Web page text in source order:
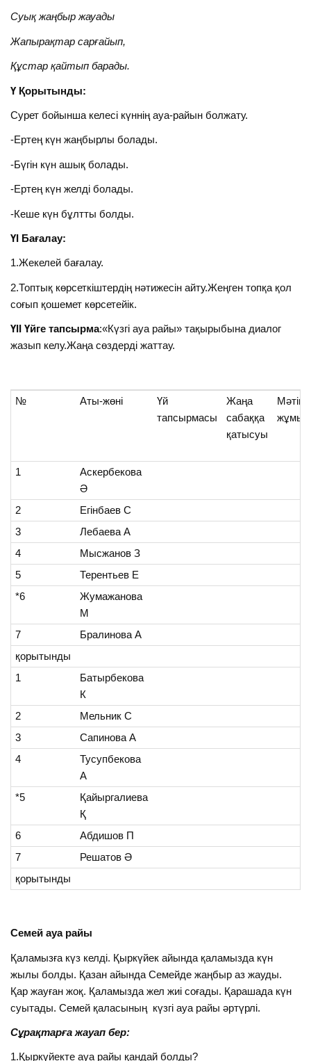
Суық жаңбыр жауады
Жапырақтар сарғайып,
Құстар қайтып барады.
Ү Қорытынды:
Сурет бойынша келесі күннің ауа-райын болжату.
-Ертең күн жаңбырлы болады.
-Бүгін күн ашық болады.
-Ертең күн желді болады.
-Кеше күн бұлтты болды.
ҮІ Бағалау:
1.Жекелей бағалау.
2.Топтық көрсеткіштердің нәтижесін айту.Жеңген топқа қол
соғып қошемет көрсетейік.
ҮІІ Үйге тапсырма:«Күзгі ауа райы» тақырыбына диалог
жазып келу.Жаңа сөздерді жаттау.
№ Аты-жөні
Үй
тапсырмасы
Жаңа
сабаққа
қатысуы
жұмыс
1
Аскербекова
Ә
2
Егінбаев С
3
Лебаева А
4
Мысжанов З
5
Терентьев Е
*6
Жумажанова
М
7
Бралинова А
қорытынды
1
Батырбекова
К
2
Мельник С
3
Сапинова А
4
Тусупбекова
А
*5
Қайыргалиева
Қ
6
Абдишов П
7
Решатов Ә
қорытынды
Семей ауа райы
Қаламызға күз келді. Қыркүйек айында қаламызда күн
жылы болды. Қазан айында Семейде жаңбыр аз жауды.
Қар жауған жоқ. Қаламызда жел жиі соғады. Қарашада күн
суытады. Семей қаласының күзгі ауа райы әртүрлі.
Сұрақтарға жауап бер:
1.Қыркүйекте ауа райы қандай болды?